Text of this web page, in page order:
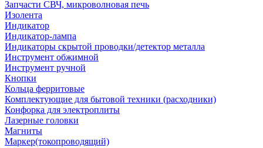
Запчасти СВЧ, микроволновая печь
Изолента
Индикатор
Индикатор-лампа
Индикаторы скрытой проводки/детектор металла
Инструмент обжимной
Инструмент ручной
Кнопки
Кольца ферритовые
Комплектующие для бытовой техники (расходники)
Конфорка для электроплиты
Лазерные головки
Магниты
Маркер(токопроводящий)